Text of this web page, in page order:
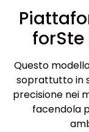
forSte
Questo
soprattutto in
precisione nei
facendola